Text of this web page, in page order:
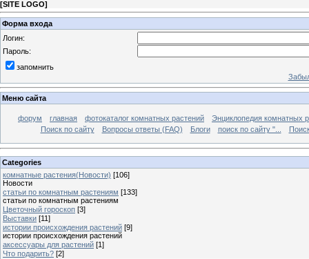
[SITE LOGO]
Форма входа
Логин:
Пароль:
запомнить
Меню сайта
форум главная фотокаталог комнатных растений
Энциклопедия комнатных
Поиск по сайту
Вопросы ответы (FAQ) Блоги поиск по сайту "...
Categories
комнатные растения(Новости) [106]
Новости
статьи по комнатным растениям [133]
статьи по комнатным растениям
Цветочный гороскоп [3]
Выставки [11]
истории происхождения растений [9]
истории происхождения растений
аксессуары для растений [1]
Что подарить? [2]